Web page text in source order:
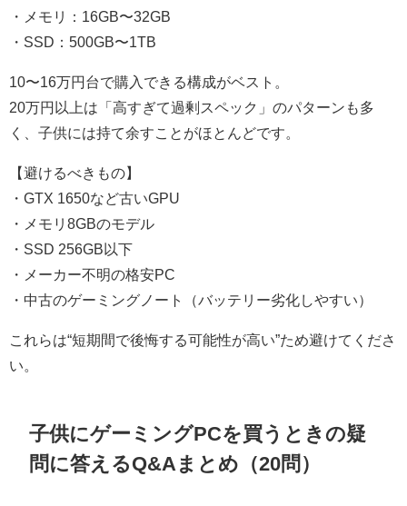
・メモリ：16GB〜32GB
・SSD：500GB〜1TB
10〜16万円台で購入できる構成がベスト。
20万円以上は「高すぎて過剰スペック」のパターンも多
く、子供には持て余すことがほとんどです。
【避けるべきもの】
・GTX 1650など古いGPU
・メモリ8GBのモデル
・SSD 256GB以下
・メーカー不明の格安PC
・中古のゲーミングノート（バッテリー劣化しやすい）
これらは“短期間で後悔する可能性が高い”ため避けてくださ
い。
子供にゲーミングPCを買うときの疑
問に答えるQ&Aまとめ（20問）